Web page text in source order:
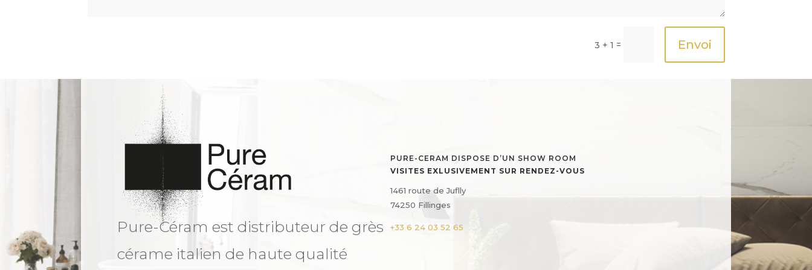
3 + 1 = Envoi
Pure-Céram est distributeur de grès
cérame italien de haute qualité
PURE-CERAM DISPOSE D’UN SHOW ROOM
VISITES EXLUSIVEMENT SUR RENDEZ-VOUS
1461 route de Juflly
74250 Fillinges
+33 6 24 03 52 65